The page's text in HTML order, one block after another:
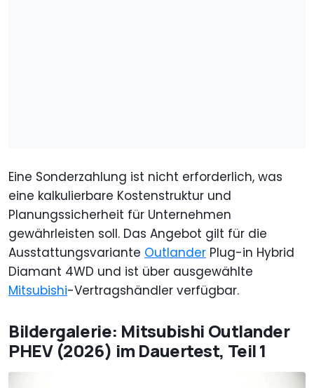
Eine Sonderzahlung ist nicht erforderlich, was
eine kalkulierbare Kostenstruktur und
Planungssicherheit für Unternehmen
gewährleisten soll. Das Angebot gilt für die
Ausstattungsvariante Outlander Plug-in Hybrid
Diamant 4WD und ist über ausgewählte
Mitsubishi-Vertragshändler verfügbar.
Bildergalerie: Mitsubishi Outlander
PHEV (2026) im Dauertest, Teil 1